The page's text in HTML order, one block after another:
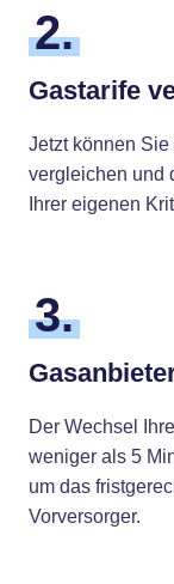
2.
Gastarife
Jetzt können
vergleichen und
Ihrer eigenen
3.
Der Wechsel
weniger als 5
um das
Vorversorger.